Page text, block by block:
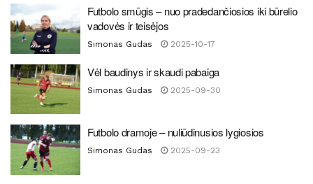
Futbolo smūgis – nuo pradedančiosios iki būrelio
vadovės ir teisėjos
Simonas Gudas 2025-10-17
Vėl baudinys ir skaudi pabaiga
Simonas Gudas 2025-09-30
Futbolo dramoje – nuliūdinusios lygiosios
Simonas Gudas 2025-09-23